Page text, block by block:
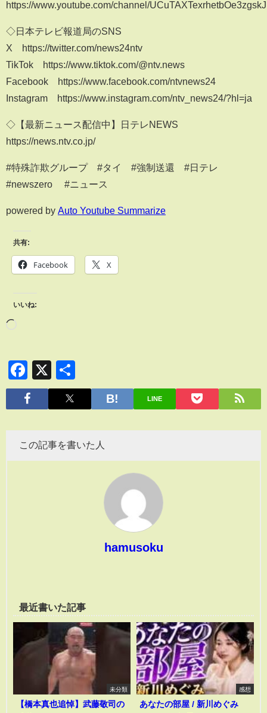
https://www.youtube.com/channel/
◇日本テレビ報道局のSNS
X https://twitter.com/news24ntv
TikTok https://www.tiktok.com/@ntv.news
Facebook https://www.facebook.com/ntvnews24
Instagram https://www.instagram.com/ntv_news24/?hl=ja
◇【最新ニュース配信中】日テレNEWS
https://news.ntv.co.jp/
#特殊詐欺グループ #タイ #強制送還 #日テレ
#newszero #ニュース
powered by Auto Youtube Summarize
共有:
Facebook X
いいね:
Facebook
X
有
LINE
この記事を書いた人
hamusoku
最近書いた記事
未分類
【橋本真也追悼】武藤敬司の
感想
あなたの部屋 / 新川めぐみ